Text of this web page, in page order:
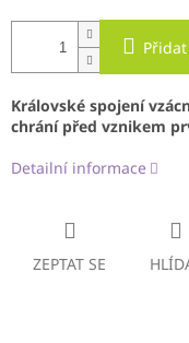
Královské spojení
chrání před vznikem
Detailní informace
ZEPTAT SE